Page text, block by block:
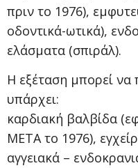
πριν το 1976),
οδοντικά-ωτικά),
ελάσματα (σπιράλ).
Η εξέταση μπορεί να
υπάρχει:
καρδιακή βαλβίδα
ΜΕΤΑ το 1976),
αγγειακά –